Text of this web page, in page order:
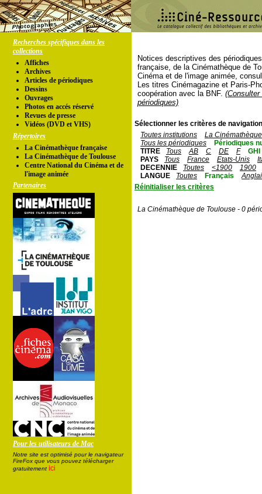
Recherches spécifiques dans les
collections
Affiches
Archives
Articles de périodiques
Dessins
Ouvrages
Photos en accés réservé
Revues de presse
Vidéos (DVD et VHS)
Répertoires
La Cinémathèque française
La Cinémathèque de Toulouse
Centre National du Cinéma et de
l'image animée
Partenaires
Pour les utilisateurs de Mac
Notre site est optimisé pour le navigateur
FireFox que vous pouvez télécharger
gratuitement ici
Notices descriptives des
française, de la Cinémathèque de
Cinéma et de l'image animée,
Les titres Cinémagazine et Paris-
coopération avec la BNF.
périodiques)
Sélectionner les critères de
Toutes institutions
La
Tous les périodiques
Périodiques
TITRE
Tous AB C DE F
GHI
PAYS
Tous France Etats-Unis
DECENNIE
Toutes <1900
1900
LANGUE
Toutes Français
Réinitialiser les critères
La Cinémathèque de Toulouse - 0